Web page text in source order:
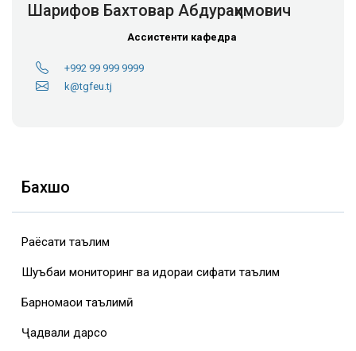
Шарифов Бахтовар Абдураҳимович
Ассистенти кафедра
+992 99 999 9999
k@tgfeu.tj
Бахшҳо
Раёсати таълим
Шуъбаи мониторинг ва идораи сифати таълим
Барномаҳои таълимӣ
Ҷадвали дарсҳо